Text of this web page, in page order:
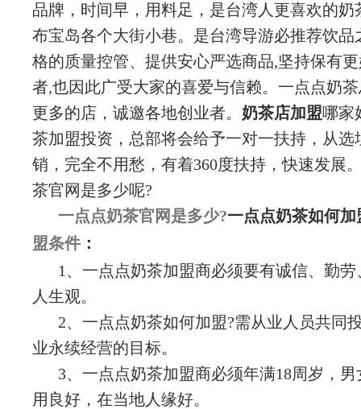
品牌，时间早，用料足，是台湾人更喜欢的奶
布宝岛各个大街小巷。是台湾导游必推荐饮品
格的质量控管、提供安心严选商品,坚持保有
者,也因此广受大家的喜爱与信赖。一点点奶
更多的店，诚邀各地创业者。 奶茶店加盟哪家
茶加盟投资，总部将会给予一对一扶持，从选
销，完全不用愁，有着360度扶持，快速发展
茶官网是多少呢?
一点点奶茶官网是多少?一点点奶茶如何加
盟条件 ：
1、一点点奶茶加盟商必须要有诚信、勤
人生观。
2、一点点奶茶如何加盟?需从业人员共同
业永续经营的目标。
3、一点点奶茶加盟商必须年满18周岁，
用良好，在当地人缘好。